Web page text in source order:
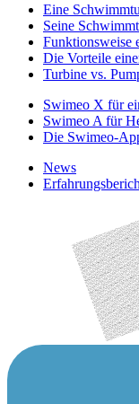
Eine
Seine
Funktionsweise
Die Vorteile
Turbine vs.
Swimeo X für
Swimeo A für
Die Swimeo-
News